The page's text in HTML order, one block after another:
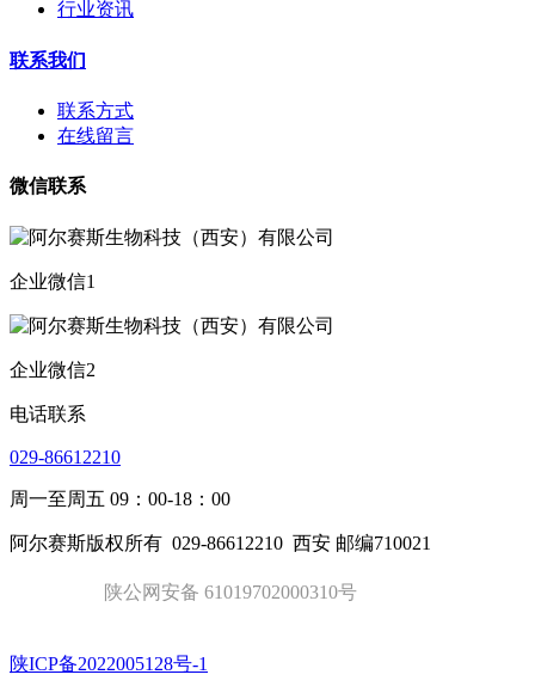
行业资讯
联系我们
联系方式
在线留言
微信联系
企业微信1
企业微信2
电话联系
029-86612210
周一至周五 09：00-18：00
阿尔赛斯版权所有 029-86612210 西安 邮编710021
陕公网安备 61019702000310号
陕ICP备2022005128号-1